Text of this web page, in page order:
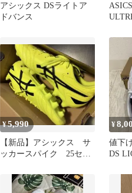
アシックス DSライトア
ドバンス
¥5,990
【新品】アシックス サ
ッカースパイク 25セン
¥
値下
DS